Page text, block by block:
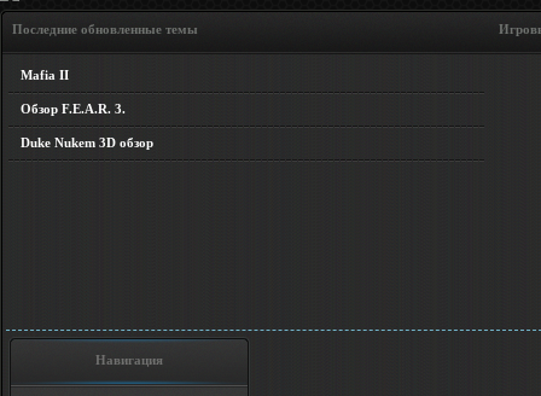
Последние обновленные темы Игровые
Mafia II
Обзор F.E.A.R. 3.
Duke Nukem 3D обзор
Навигация